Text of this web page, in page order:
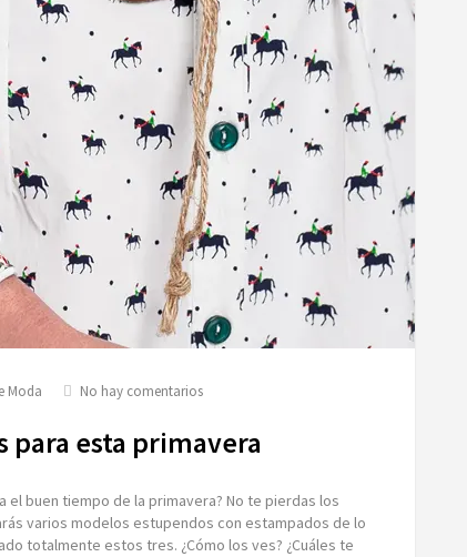
Moda No hay comentariosen
estampados
primavera
para esta primavera
el buen tiempo de la primavera? No te pierdas los
varios modelos estupendos con estampados de lo
totalmente estos tres. ¿Cómo los ves? ¿Cuáles te